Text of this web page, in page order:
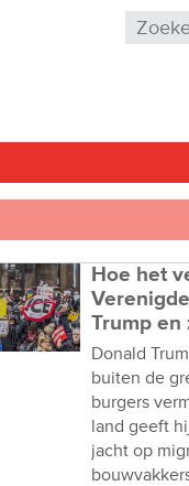
Hoe het
Trump
Donald
buiten de
burgers
land geeft
jacht op